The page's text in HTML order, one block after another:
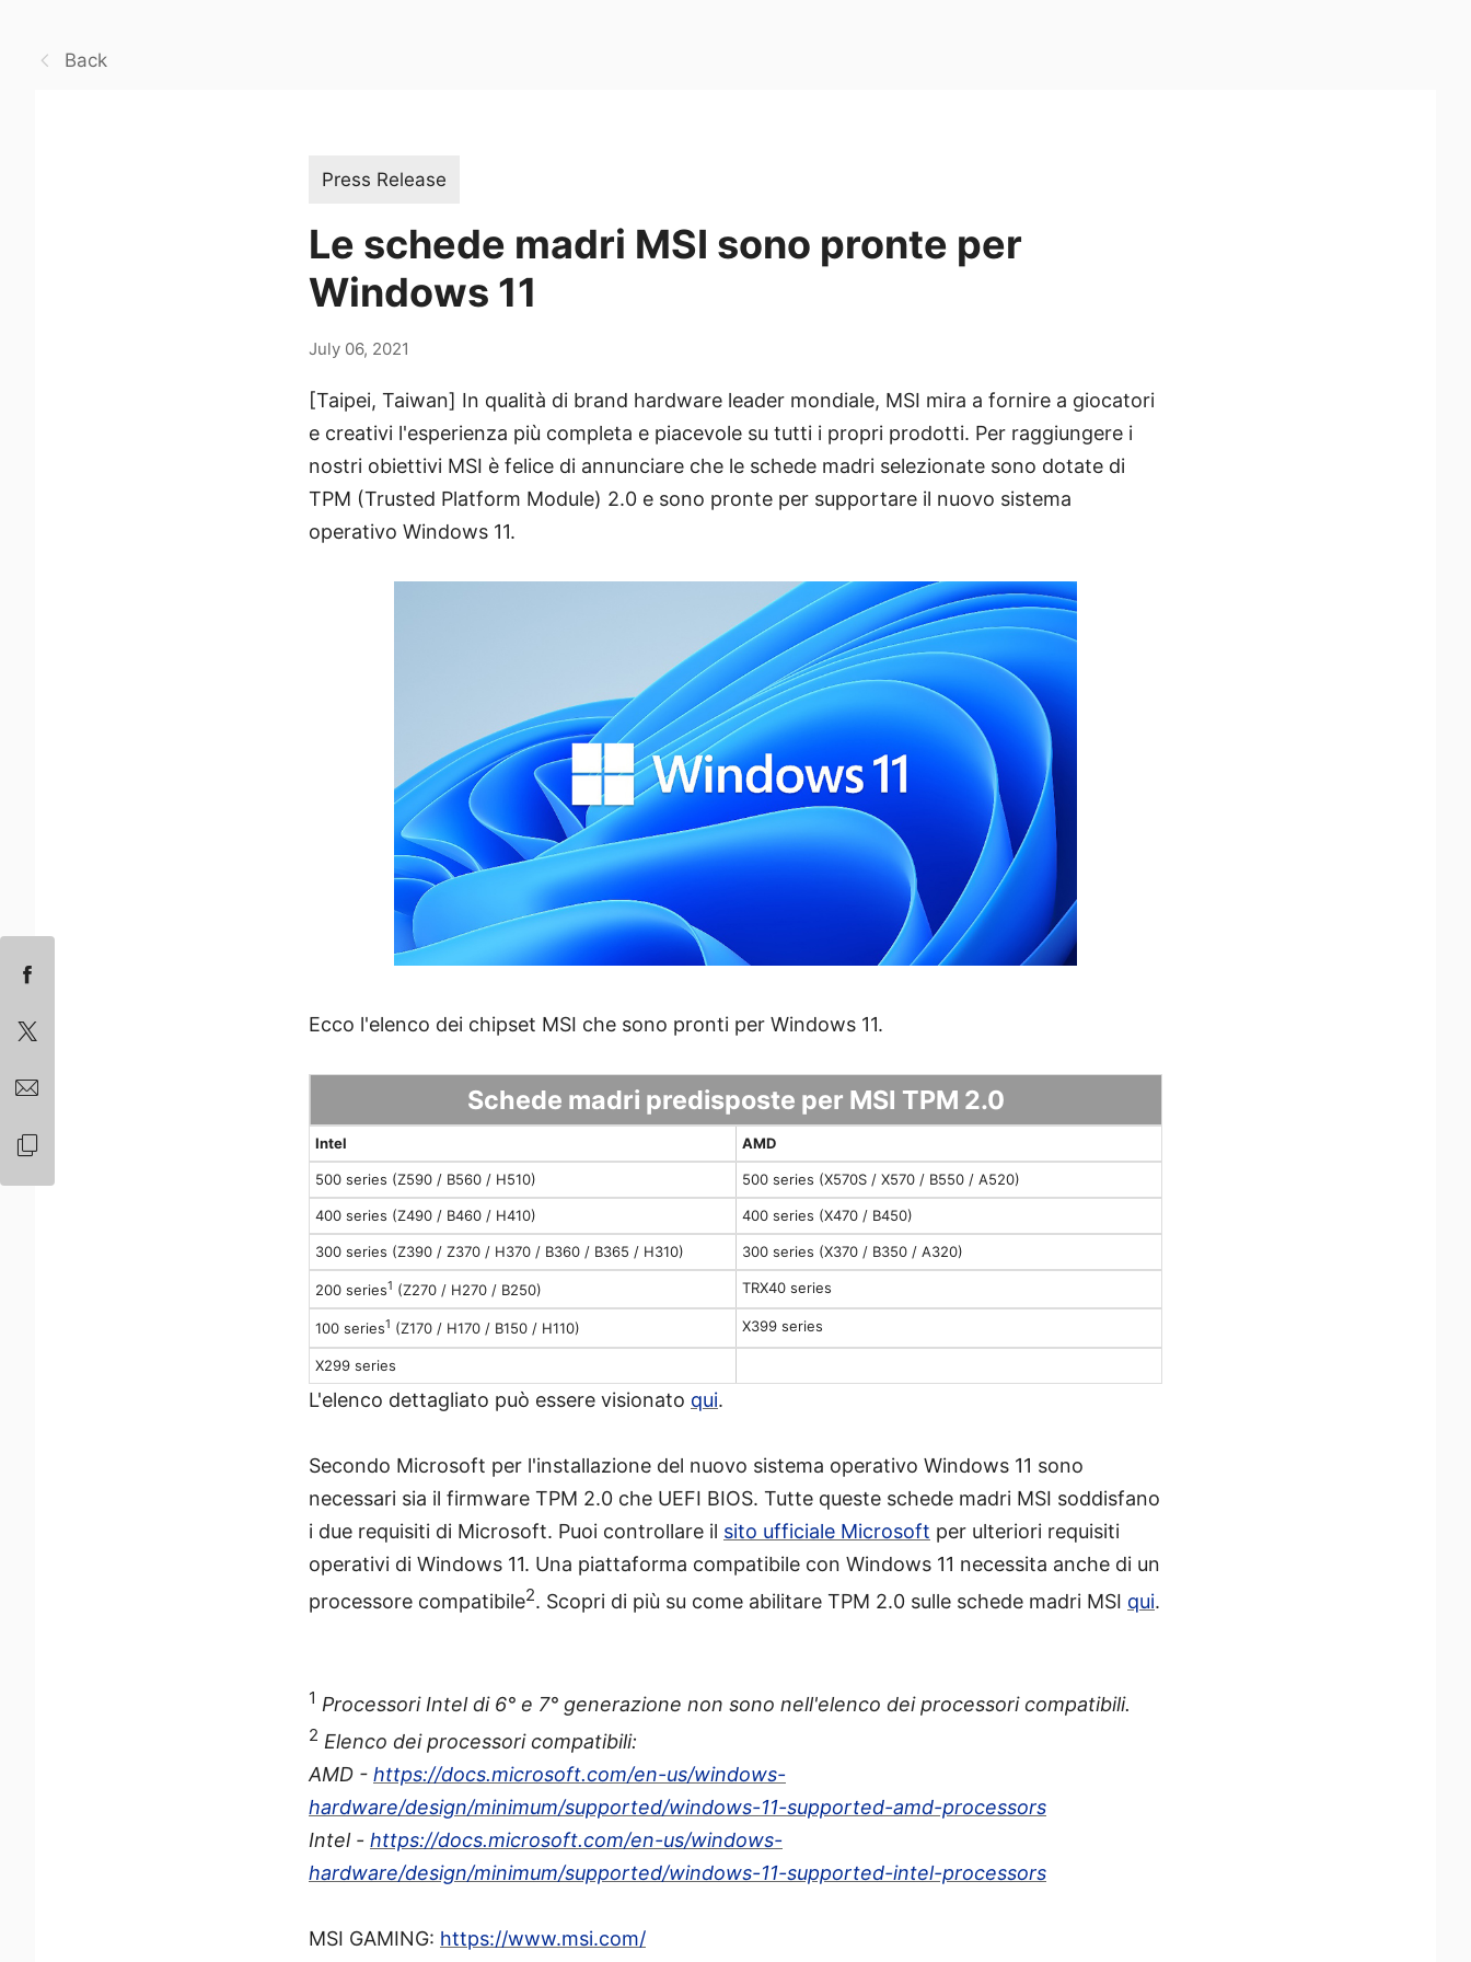
Back
Press Release
Le schede madri MSI sono pronte per
Windows 11
July 06, 2021
[Taipei, Taiwan] In qualità di brand hardware leader mondiale, MSI mira a fornire a giocatori
e creativi l'esperienza più completa e piacevole su tutti i propri prodotti. Per raggiungere i
nostri obiettivi MSI è felice di annunciare che le schede madri selezionate sono dotate di
TPM (Trusted Platform Module) 2.0 e sono pronte per supportare il nuovo sistema
operativo Windows 11.
Ecco l'elenco dei chipset MSI che sono pronti per Windows 11.
Schede madri predisposte per MSI TPM 2.0
Intel AMD
500 series (Z590 / B560 / H510) 500 series (X570S / X570 / B550 / A520)
400 series (Z490 / B460 / H410) 400 series (X470 / B450)
300 series (Z390 / Z370 / H370 / B360 / B365 / H310) 300 series (X370 / B350 / A320)
200 series1 (Z270 / H270 / B250) TRX40 series
100 series1 (Z170 / H170 / B150 / H110) X399 series
X299 series
L'elenco dettagliato può essere visionato qui.
Secondo Microsoft per l'installazione del nuovo sistema operativo Windows 11 sono
necessari sia il firmware TPM 2.0 che UEFI BIOS. Tutte queste schede madri MSI soddisfano
i due requisiti di Microsoft. Puoi controllare il sito ufficiale Microsoft per ulteriori requisiti
operativi di Windows 11. Una piattaforma compatibile con Windows 11 necessita anche di un
processore compatibile2. Scopri di più su come abilitare TPM 2.0 sulle schede madri MSI qui.
1 Processori Intel di 6° e 7° generazione non sono nell'elenco dei processori compatibili.
2 Elenco dei processori compatibili:
AMD - https://docs.microsoft.com/en-us/windows-
hardware/design/minimum/supported/windows-11-supported-amd-processors
Intel - https://docs.microsoft.com/en-us/windows-
hardware/design/minimum/supported/windows-11-supported-intel-processors
MSI GAMING: https://www.msi.com/